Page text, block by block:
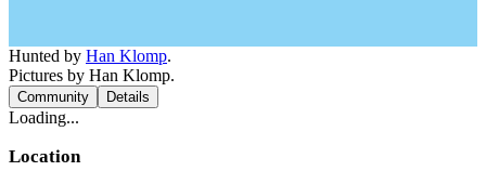
Hunted by Han Klomp.
Pictures by Han Klomp.
Community Details
Loading...
Location